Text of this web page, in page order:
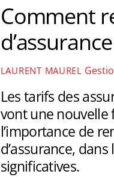
Comment
LAURENT MAUREL
Les tarifs des
vont une nouvelle
l’importance de
d’assurance,
significatives.